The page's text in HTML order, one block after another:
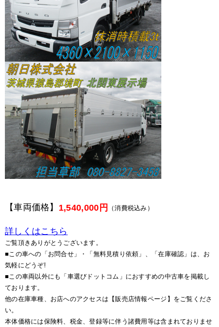
【車両価格】 1,540,000円 （消費税込み）
詳しくはこちら
ご覧頂きありがとうございます。
■この車への「お問合せ」・「無料見積り依頼」、「在庫確認」は、お
気軽にどうぞ!
■この車両以外にも「車選びドットコム」におすすめの中古車を掲載し
ております。
他の在庫車種、お店へのアクセスは【販売店情報ページ】をご覧くださ
い。
本体価格には保険料、税金、登録等に伴う諸費用等は含まれておりませ